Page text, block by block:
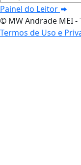
Painel do Leitor
© MW Andrade MEI -
Termos de Uso e